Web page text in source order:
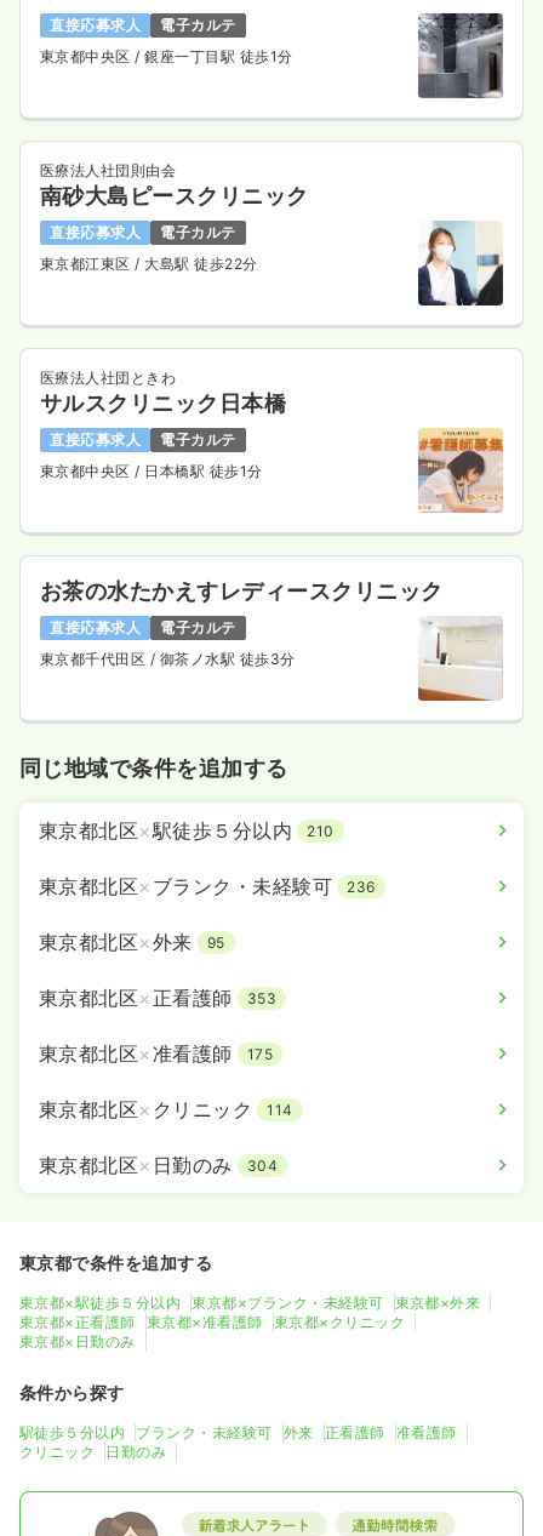
直接応募求人
電子カルテ
東京都中央区/ 銀座一丁目駅 徒歩1分
医療法人社団則由会
南砂大島ピースクリニック
直接応募求人
電子カルテ
東京都江東区/ 大島駅 徒歩22分
医療法人社団ときわ
サルスクリニック日本橋
直接応募求人
電子カルテ
東京都中央区/ 日本橋駅 徒歩1分
お茶の水たかえすレディースクリニック
直接応募求人
電子カルテ
東京都千代田区 / 御茶ノ水駅 徒歩3分
同じ地域で条件を追加する
東京都北区×駅徒歩５分以内 210
東京都北区× ブランク・未経験可 236
東京都北区×外来 95
東京都北区× 正看護師 353
東京都北区×准看護師 175
東京都北区× クリニック 114
東京都北区× 日勤のみ 304
東京都で条件を追加する
東京都×駅徒歩５分以内 東京都×ブランク・未経験可
東京都×外来
東京都×正看護師
東京都×准看護師
東京都×クリニック
東京都×日勤のみ
条件から探す
駅徒歩５分以内 ブランク・未経験可 外来 正看護師
准看護師
クリニック
日勤のみ